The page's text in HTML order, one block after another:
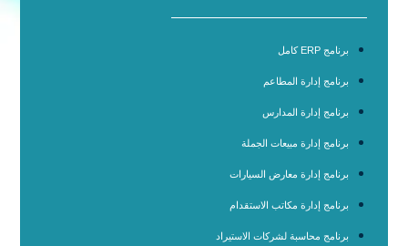
برنامج ERP كامل
برنامج إدارة المطاعم
برنامج إدارة المدارس
برنامج إدارة مبيعات الجملة
برنامج إدارة معارض السيارات
برنامج إدارة مكاتب الاستقدام
برنامج محاسبة لشركات الاستيراد